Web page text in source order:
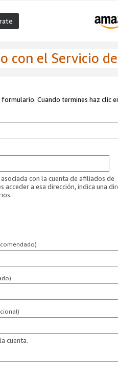
con el Servicio
Cuando termines haz clic
con la cuenta de afiliados de
acceder a esa dirección, indica una
cuenta.